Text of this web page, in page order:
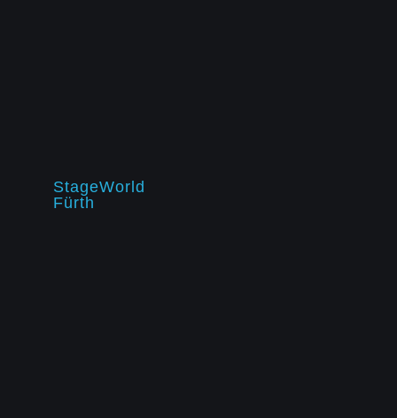
StageWorld
Fürth